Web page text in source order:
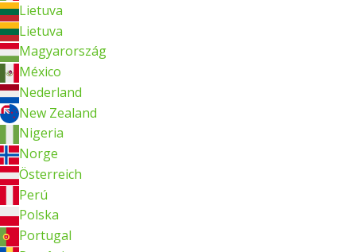
Lietuva
Lietuva
Magyarország
México
Nederland
New Zealand
Nigeria
Norge
Österreich
Perú
Polska
Portugal